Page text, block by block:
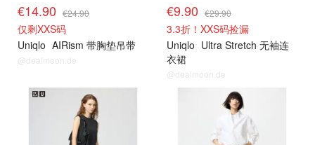
€14.90 €24.90
仅剩XXS码
Uniqlo AIRism 带胸垫吊带
@dealmoon.de
€9.90 €29.90
3.3折！XXS码捡漏
Uniqlo Ultra Stretch 无袖连
衣裙
@dealmoon.de
其他精选